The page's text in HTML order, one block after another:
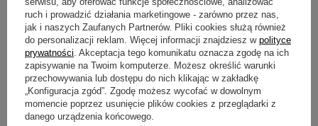
Pierwsze nawożenie najlepiej jest wykonać wiosną, po
uprzednio wykonanym zabiegu wertykulacji i aeracji. Następne
zasilania należy przeprowadzać regularnie, po wcześniejszym
skoszeniu murawy, w odstępach co najmniej 4 tygodni, jednak
nie w większej ilości niż 6 zabiegów na sezon wegetacyjny.
Zalecaną dawkę nawozu, tj 25 – 30 g na 1 m2 murawy należy
Opakowanie
1 kg
Kiedy stosować
kwiecień maj czerwiec lipiec sierpień wrzesień
Forma
granulki
Produkty powiązane
RABAT OD 2 SZT. RABAT OD 2 SZT.
ruch i prowadzić działania marketingowe - zarówno przez nas,
jak i naszych Zaufanych Partnerów. Pliki cookies służą również
do personalizacji reklam. Więcej informacji znajdziesz w polityce
prywatności . Akceptacja tego komunikatu oznacza zgodę na ich
zapisywanie na Twoim komputerze. Możesz określić warunki
przechowywania lub dostępu do nich klikając w zakładkę
„Konfiguracja zgód”. Zgodę możesz wycofać w dowolnym
momencie poprzez usunięcie plików cookies z przeglądarki z
danego urządzenia końcowego.